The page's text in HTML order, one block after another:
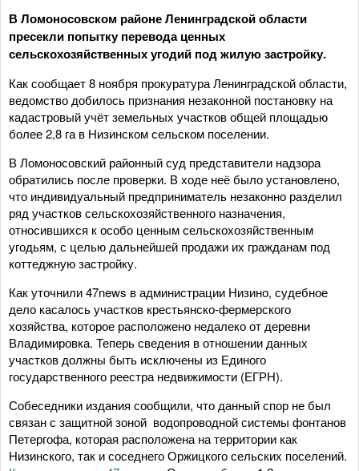
В Ломоносовском районе Ленинградской области
пресекли попытку перевода ценных
сельскохозяйственных угодий под жилую застройку.
Как сообщает 8 ноября прокуратура Ленинградской области,
ведомство добилось признания незаконной постановку на
кадастровый учёт земельных участков общей площадью
более 2,8 га в Низинском сельском поселении.
В Ломоносовский районный суд представители надзора
обратились после проверки. В ходе неё было установлено,
что индивидуальный предприниматель незаконно разделил
ряд участков сельскохозяйственного назначения,
относившихся к особо ценным сельскохозяйственным
угодьям, с целью дальнейшей продажи их гражданам под
коттеджную застройку.
Как уточнили 47news в администрации Низино, судебное
дело касалось участков крестьянско-фермерского
хозяйства, которое расположено недалеко от деревни
Владимировка. Теперь сведения в отношении данных
участков должны быть исключены из Единого
государственного реестра недвижимости (ЕГРН).
Собеседники издания сообщили, что данный спор не был
связан с защитной зоной водопроводной системы фонтанов
Петергофа, которая расположена на территории как
Низинского, так и соседнего Оржицкого сельских поселений.